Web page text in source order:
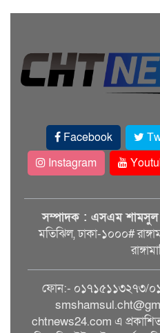
Facebook
Instagram
সম্পাদক : এসএম
মতিঝিল, ঢাকা-১০০০#
ফোন:- ০১৭১৫১১৩২৭৩/
chtnews24.com এ